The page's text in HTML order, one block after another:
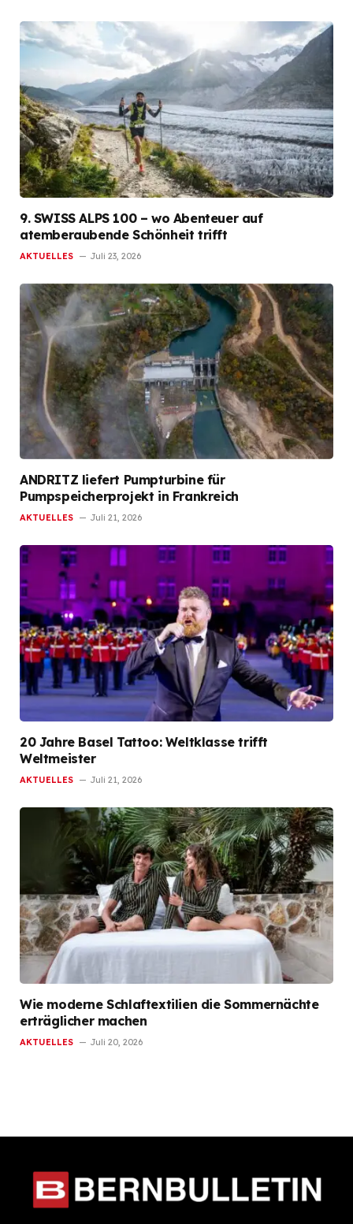
9. SWISS ALPS 100 – wo Abenteuer auf
atemberaubende Schönheit trifft
AKTUELLES Juli 23, 2026
ANDRITZ liefert Pumpturbine für
Pumpspeicherprojekt in Frankreich
AKTUELLES Juli 21, 2026
20 Jahre Basel Tattoo: Weltklasse trifft
Weltmeister
AKTUELLES Juli 21, 2026
Wie moderne Schlaftextilien die Sommernächte
erträglicher machen
AKTUELLES Juli 20, 2026